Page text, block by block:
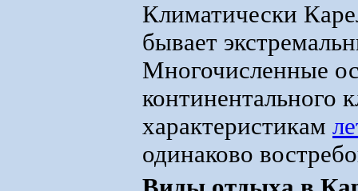
Климатически
бывает
Многочисленные
континентального
характеристикам
одинаково